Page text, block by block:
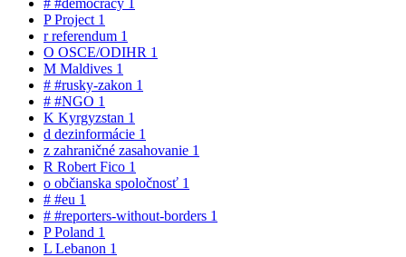
PProject 1
rreferendum 1
O OSCE/ODIHR 1
M Maldives 1
# #rusky-zakon 1
# #NGO 1
K Kyrgyzstan 1
d dezinformácie 1
z zahraničné zasahovanie 1
R Robert Fico 1
o občianska spoločnosť 1
# #eu 1
# #reporters-without-borders 1
PPoland 1
L Lebanon 1